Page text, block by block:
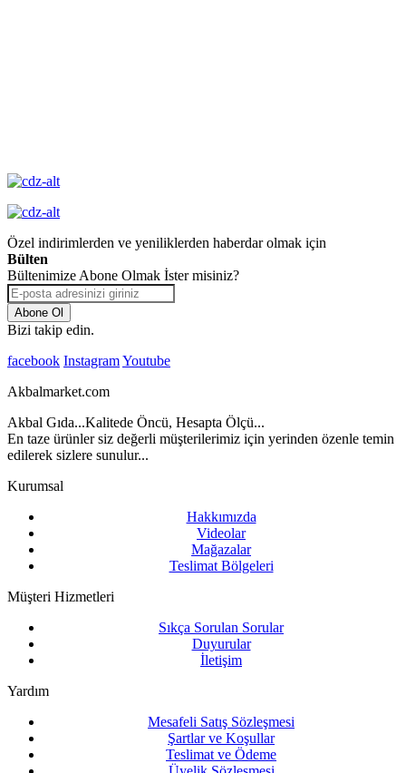
Özel indirimlerden ve yeniliklerden haberdar olmak için
Bülten
Bültenimize Abone Olmak İster misiniz?
Abone Ol
Bizi takip edin.
facebook InstagramYoutube
Akbalmarket.com
Akbal Gıda...Kalitede Öncü, Hesapta Ölçü...
En taze ürünler siz değerli müşterilerimiz için yerinden özenle temin
edilerek sizlere sunulur...
Kurumsal
Hakkımızda
Videolar
Mağazalar
Teslimat Bölgeleri
Müşteri Hizmetleri
Sıkça Sorulan Sorular
Duyurular
İletişim
Yardım
Mesafeli Satış Sözleşmesi
Şartlar ve Koşullar
Teslimat ve Ödeme